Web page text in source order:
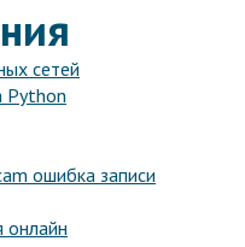
сетей
Python
ошибка записи
онлайн